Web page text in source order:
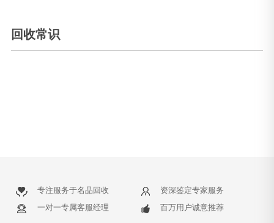
回收常识
专注服务于名品回收
资深鉴定专家服务
一对一专属客服经理
百万用户诚意推荐